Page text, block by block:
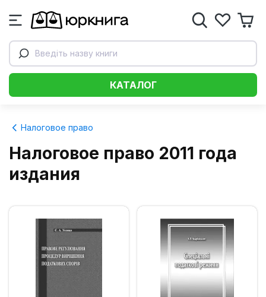
Введіть назву книги
КАТАЛОГ
Налоговое право
Налоговое право 2011 года
издания